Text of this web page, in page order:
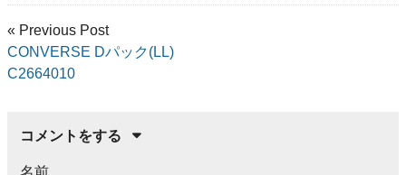
« Previous Post
CONVERSE Dパック(LL)
C2664010
コメントをする
名前